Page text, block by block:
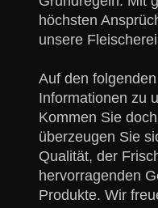
höchsten
unsere
Auf den
Informationen zu
Kommen Sie
überzeugen Sie
Qualität, der
hervorragenden
Produkte. Wir